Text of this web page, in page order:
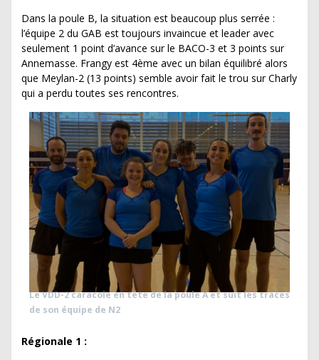
Dans la poule B, la situation est beaucoup plus serrée :
l’équipe 2 du GAB est toujours invaincue et leader avec
seulement 1 point d’avance sur le BACO-3 et 3 points sur
Annemasse. Frangy est 4ème avec un bilan équilibré alors
que Meylan-2 (13 points) semble avoir fait le trou sur Charly
qui a perdu toutes ses rencontres.
Le VDD-2 caracole en tête de la poule A et suit les traces
de son équipe de N2
Régionale 1 :